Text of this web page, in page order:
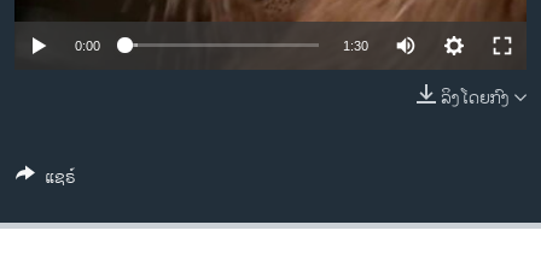
ຊຸມຊົນຊາວລາວ
ພາສາອັງກິດ
0:00 1:30
ລິງໂດຍກົງ
ແຊຣ໌